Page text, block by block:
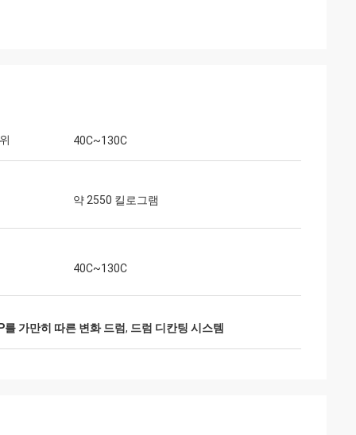
40C~130C
약 2550 킬로그램
40C~130C
를 가만히 따른 변화 드럼, 드럼 디칸팅 시스템